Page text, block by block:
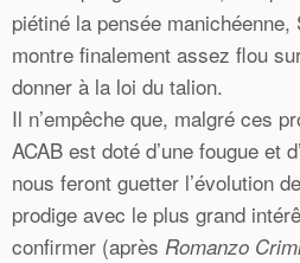
piétiné la pensée
montre finalement assez flou
donner à la loi du talion.
Il n’empêche que, malgré ces
ACAB est doté d’une fougue et
nous feront guetter l’évolution
prodige avec le plus grand
confirmer (après Romanzo